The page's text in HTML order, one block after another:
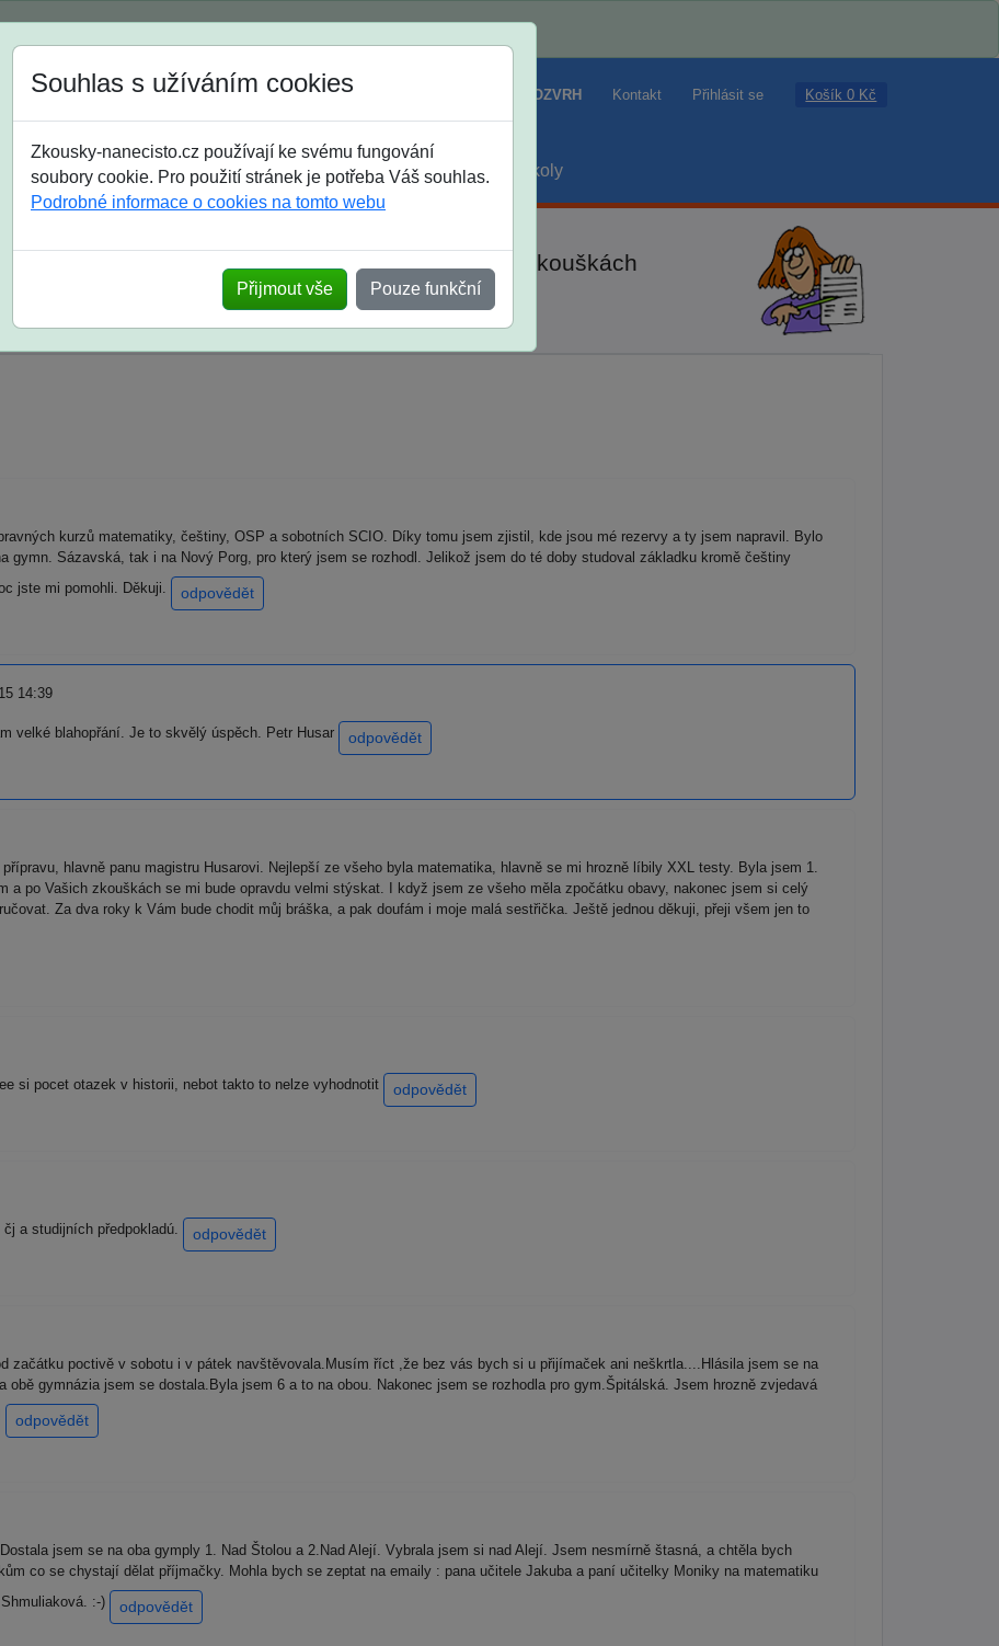
Jak si vybrat ROZVRH Kontakt Přihlásit se Košík 0 Kč
8. třída 9. třída střední maturanti soutěže prázdniny školy
na SŠ? Vaše ohlasy po skutečných přijímacích zkouškách
Souhlas s užíváním cookies
Zkousky-nanecisto.cz používají ke svému fungování
soubory cookie. Pro použití stránek je potřeba Váš souhlas.
Podrobné informace o cookies na tomto webu
Přijmout vše Pouze funkční
kurzů matematiky, češtiny, OSP a sobotních SCIO. Díky tomu jsem zjistil, kde jsou mé rezervy a ty jsem napravil. Bylo
gymn. Sázavská, tak i na Nový Porg, pro který jsem se rozhodl. Jelikož jsem do té doby studoval základku kromě češtiny
jste mi pomohli. Děkuji.
odpovědět
14:39
velké blahopřání. Je to skvělý úspěch. Petr Husar odpovědět
hlavně panu magistru Husarovi. Nejlepší ze všeho byla matematika, hlavně se mi hrozně líbily XXL testy. Byla jsem 1.
a po Vašich zkouškách se mi bude opravdu velmi stýskat. I když jsem ze všeho měla zpočátku obavy, nakonec jsem si celý
Za dva roky k Vám bude chodit můj bráška, a pak doufám i moje malá sestřička. Ještě jednou děkuji, přeji všem jen to
si pocet otazek v historii, nebot takto to nelze vyhodnotit odpovědět
a studijních předpokladú. odpovědět
začátku poctivě v sobotu i v pátek navštěvovala.Musím říct ,že bez vás bych si u přijímaček ani neškrtla....Hlásila jsem se na
obě gymnázia jsem se dostala.Byla jsem 6 a to na obou. Nakonec jsem se rozhodla pro gym.Špitálská. Jsem hrozně zvjedavá
odpovědět
jsem se na oba gymply 1. Nad Štolou a 2.Nad Alejí. Vybrala jsem si nad Alejí. Jsem nesmírně štasná, a chtěla bych
co se chystají dělat příjmačky. Mohla bych se zeptat na emaily : pana učitele Jakuba a paní učitelky Moniky na matematiku
:-)
odpovědět